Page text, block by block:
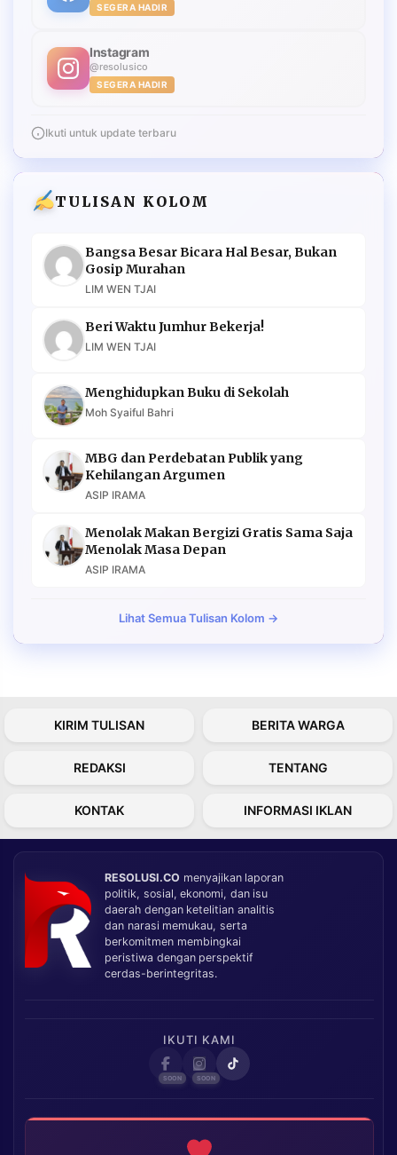
SEGERA HADIR
Instagram
@resolusico
SEGERA HADIR
Ikuti untuk update terbaru
TULISAN KOLOM
Bangsa Besar Bicara Hal Besar, Bukan
Gosip Murahan
LIM WEN TJAI
Beri Waktu Jumhur Bekerja!
LIM WEN TJAI
Menghidupkan Buku di Sekolah
Moh Syaiful Bahri
MBG dan Perdebatan Publik yang
Kehilangan Argumen
ASIP IRAMA
Menolak Makan Bergizi Gratis Sama Saja
Menolak Masa Depan
ASIP IRAMA
Lihat Semua Tulisan Kolom →
KIRIM TULISAN BERITA WARGA
REDAKSI TENTANG
KONTAK INFORMASI IKLAN
RESOLUSI.CO menyajikan laporan
politik, sosial, ekonomi, dan isu
daerah dengan ketelitian analitis
dan narasi memukau, serta
berkomitmen membingkai
peristiwa dengan perspektif
cerdas-berintegritas.
IKUTI KAMI